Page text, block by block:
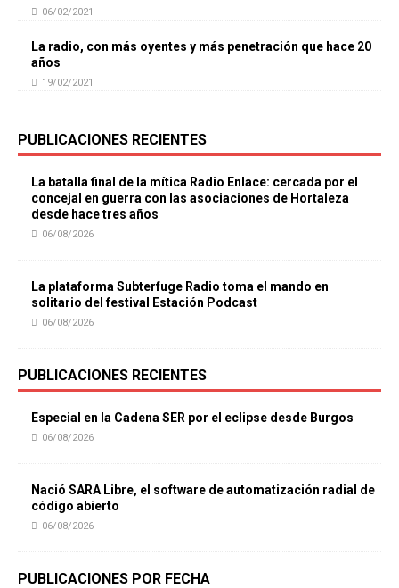
06/02/2021
La radio, con más oyentes y más penetración que hace 20
años
19/02/2021
PUBLICACIONES RECIENTES
La batalla final de la mítica Radio Enlace: cercada por el
concejal en guerra con las asociaciones de Hortaleza
desde hace tres años
06/08/2026
La plataforma Subterfuge Radio toma el mando en
solitario del festival Estación Podcast
06/08/2026
PUBLICACIONES RECIENTES
Especial en la Cadena SER por el eclipse desde Burgos
06/08/2026
Nació SARA Libre, el software de automatización radial de
código abierto
06/08/2026
PUBLICACIONES POR FECHA